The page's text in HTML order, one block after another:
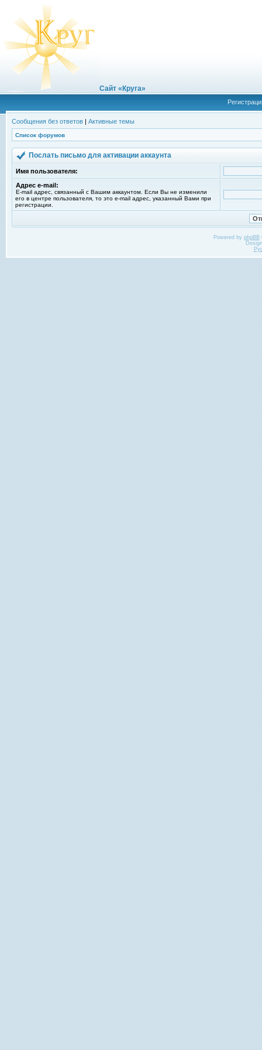
Сайт «Круга»
Сообщения без ответов | Активные темы
Список форумов
Послать письмо для активации аккаунта
Имя пользователя:
Адрес e-mail:
E-mail адрес, связанный с Вашим аккаунтом. Если Вы не изменили
его в центре пользователя, то это e-mail адрес, указанный Вами при
регистрации.
Powered by phpBB